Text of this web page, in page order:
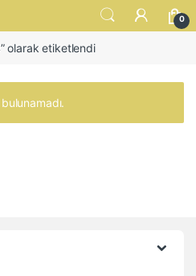
0
olarak etiketlendi